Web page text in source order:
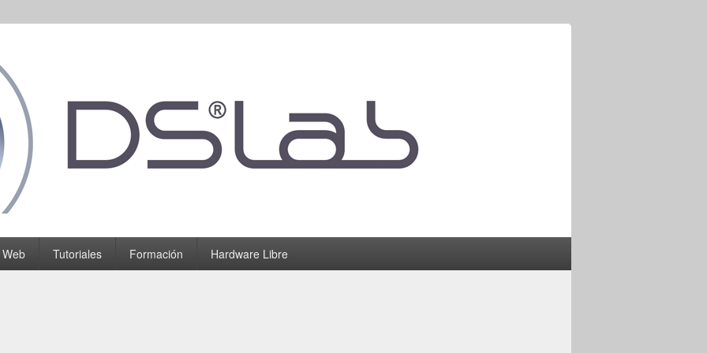
Tutoriales Formación Hardware Libre